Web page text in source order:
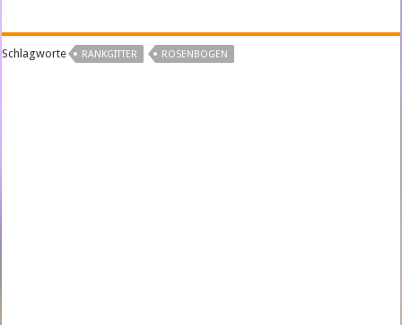
e
b
tt
er
er
es
Schlagworte RANKGITTER ROSENBOGEN